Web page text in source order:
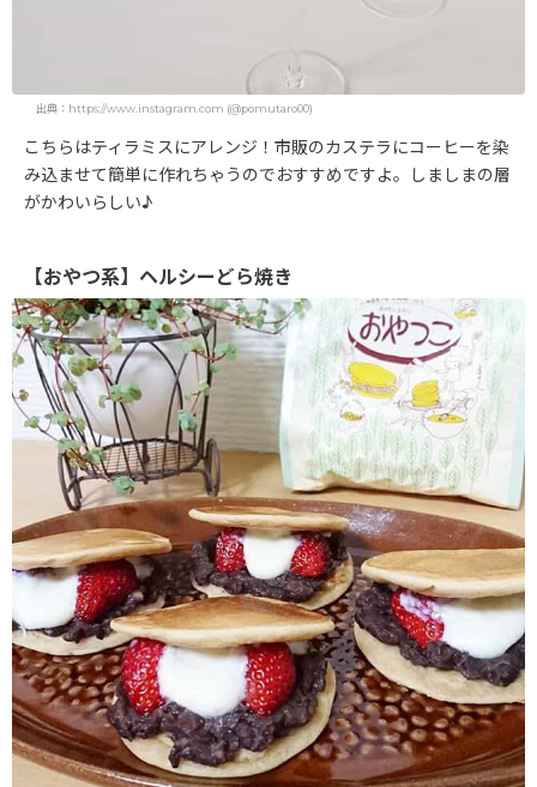
出典：https://www.instagram.com (@pomutaro00)
こちらはティラミスにアレンジ！市販のカステラにコーヒーを染
み込ませて簡単に作れちゃうのでおすすめですよ。しましまの層
がかわいらしい♪
【おやつ系】ヘルシーどら焼き